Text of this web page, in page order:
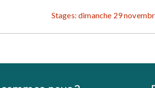
Stages: dimanche 29